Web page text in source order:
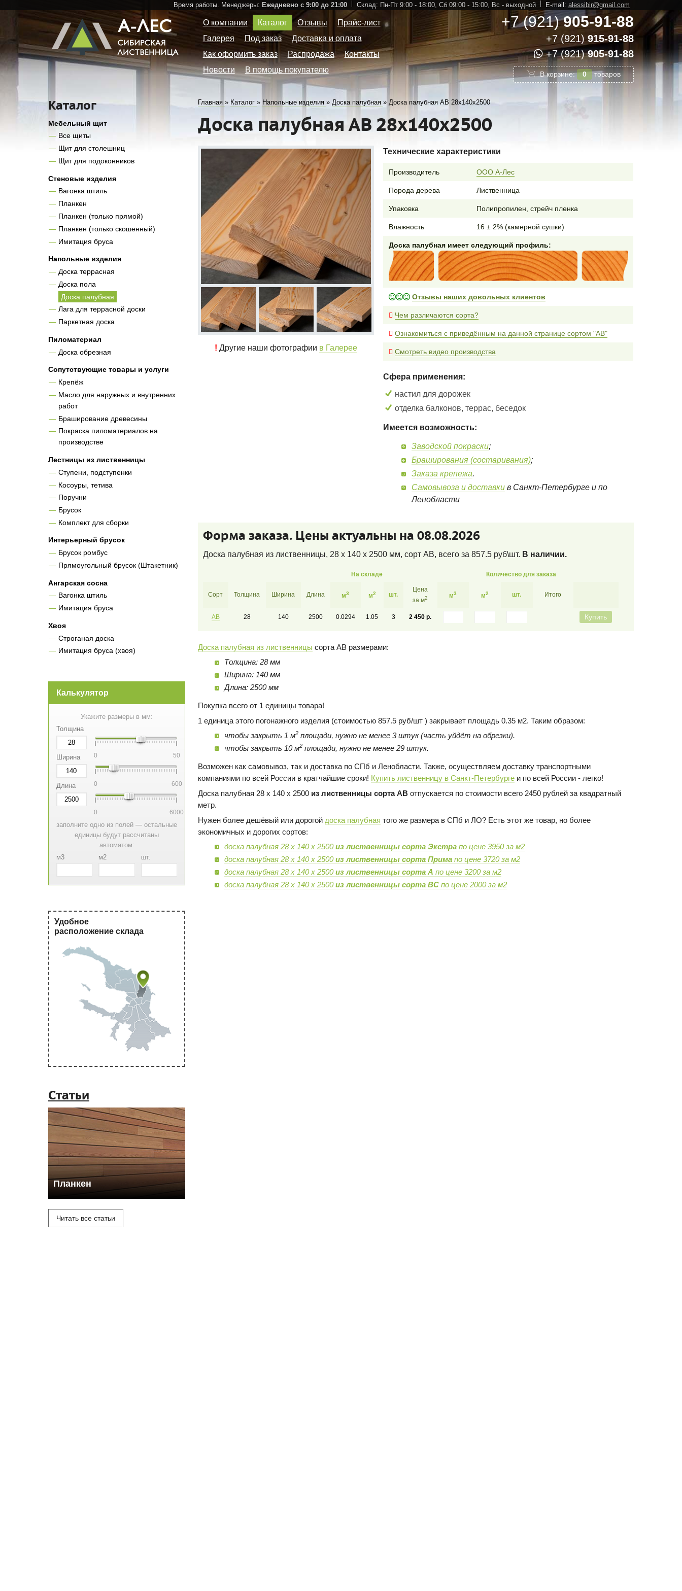
Время работы. Менеджеры: Ежедневно с 9:00 до 21:00 Склад: Пн-Пт 9:00 - 18:00, Сб 09:00 - 15:00, Вс - выходной E-mail: alessibir@gmail.com
О компании Каталог Отзывы
Прайс-лист
Галерея
Под заказ
Доставка и оплата
Как оформить заказ
Распродажа
Контакты
Новости
В помощь покупателю
+7 (921)905-91-88
+7 (921)915-91-88
+7 (921)905-91-88
В корзине: 0 товаров
Каталог
Мебельный щит
Все щиты
Щит для столешниц
Щит для подоконников
Стеновые изделия
Вагонка штиль
Планкен
Планкен (только прямой)
Планкен (только скошенный)
Имитация бруса
Напольные изделия
Доска террасная
Доска пола
Доска палубная
Лага для террасной доски
Паркетная доска
Пиломатериал
Доска обрезная
Сопутствующие товары и услуги
Крепёж
Масло для наружных и внутренних
работ
Браширование древесины
Покраска пиломатериалов на
производстве
Лестницы из лиственницы
Ступени, подступенки
Косоуры, тетива
Поручни
Брусок
Комплект для сборки
Интерьерный брусок
Брусок ромбус
Прямоугольный брусок (Штакетник)
Ангарская сосна
Вагонка штиль
Имитация бруса
Хвоя
Строганая доска
Имитация бруса (хвоя)
Калькулятор
Укажите размеры в мм:
Толщина
0 50
Ширина
0 600
Длина
0 6000
заполните одно из полей — остальные
единицы будут рассчитаны
автоматом:
м3
м2 шт.
Удобное
расположение склада
Статьи
Планкен
Читать все статьи
Главная » Каталог » Напольные изделия » Доска палубная » Доска палубная АВ 28х140х2500
Доска палубная АВ 28х140х2500
! Другие наши фотографии в Галерее
Технические характеристики
Производитель ООО А-Лес
Порода дерева Лиственница
Упаковка Полипропилен, стрейч пленка
Влажность 16 ± 2% (камерной сушки)
Доска палубная имеет следующий профиль:
Отзывы наших довольных клиентов
Чем различаются сорта?
Ознакомиться с приведённым на данной странице сортом "AB"
Смотреть видео производства
Сфера применения:
настил для дорожек
отделка балконов, террас, беседок
Имеется возможность:
Заводской покраски;
Браширования (состаривания);
Заказа крепежа.
Самовывоза и доставки в Санкт-Петербурге и по
Ленобласти
Форма заказа. Цены актуальны на 08.08.2026
Доска палубная из лиственницы, 28 x 140 x 2500 мм, сорт AB, всего за 857.5руб\шт. В наличии.
На складе Количество для заказа
Сорт Толщина Ширина Длина м3 м2 шт.
Цена
за м2 м3 м2 шт. Итого
AB 28 140 2500 0.0294 1.05 3 2 450 р. Купить
Доска палубная из лиственницы сорта AB размерами:
Толщина: 28 мм
Ширина: 140 мм
Длина: 2500 мм
Покупка всего от 1 единицы товара!
1 единица этого погонажного изделия (стоимостью 857.5 руб/шт ) закрывает площадь 0.35 м2. Таким образом:
чтобы закрыть 1 м2 площади, нужно не менее 3 штук (часть уйдёт на обрезки).
чтобы закрыть 10 м2 площади, нужно не менее 29 штук.
Возможен как самовывоз, так и доставка по СПб и Ленобласти. Также, осуществляем доставку транспортными
компаниями по всей России в кратчайшие сроки! Купить лиственницу в Санкт-Петербургеи по всей России - легко!
Доска палубная 28 х 140 х 2500 из лиственницы сорта ABотпускается по стоимости всего 2450 рублей за квадратный
метр.
Нужен более дешёвый или дорогой доска палубная того же размера в СПб и ЛО? Есть этот же товар, но более
экономичных и дорогих сортов:
доска палубная 28 х 140 х 2500из лиственницы сорта Экстра по цене 3950 за м2
доска палубная 28 х 140 х 2500из лиственницы сорта Прима по цене 3720 за м2
доска палубная 28 х 140 х 2500из лиственницы сорта Апо цене 3200 за м2
доска палубная 28 х 140 х 2500из лиственницы сорта BC по цене 2000 за м2